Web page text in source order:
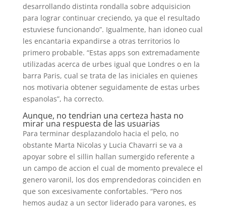
desarrollando distinta rondalla sobre adquisicion
para lograr continuar creciendo, ya que el resultado
estuviese funcionando”. Igualmente, han idoneo cual
les encantaria expandirse a otras territorios lo
primero probable. “Estas apps son extremadamente
utilizadas acerca de urbes igual que Londres o en la
barra Paris, cual se trata de las iniciales en quienes
nos motivaria obtener seguidamente de estas urbes
espanolas”, ha correcto.
Aunque, no tendrian una certeza hasta no
mirar una respuesta de las usuarias
Para terminar desplazandolo hacia el pelo, no
obstante Marta Nicolas y Lucia Chavarri se va a
apoyar sobre el silli­n hallan sumergido referente a
un campo de accion el cual de momento prevalece el
genero varonil, los dos emprendedoras coinciden en
que son excesivamente confortables. “Pero nos
hemos audaz a un sector liderado para varones, es